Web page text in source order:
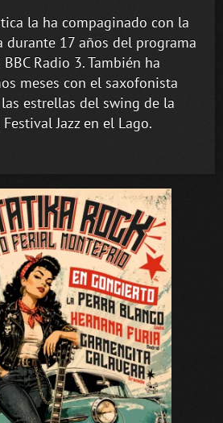
la ha compaginado con la
durante 17 años del programa
BBC Radio 3. También ha
meses con el saxofonista
las estrellas del swing de la
Jazz en el Lago.